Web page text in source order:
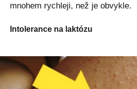
mnohem rychleji, než je obvykle.
Intolerance na laktózu